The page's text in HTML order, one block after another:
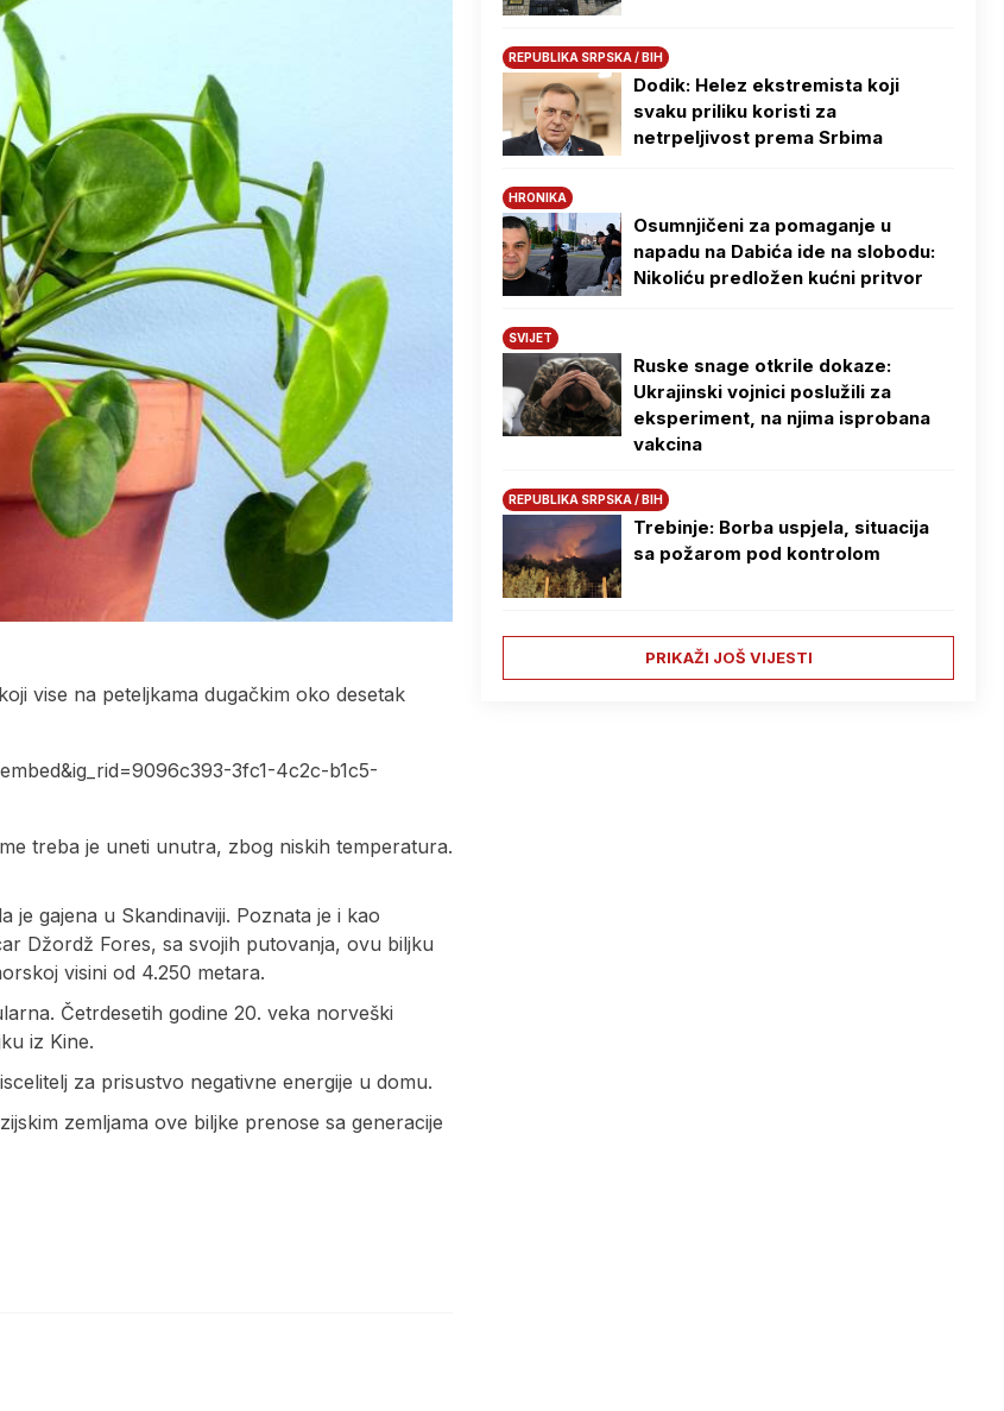
vise na peteljkama dugačkim oko desetak
3fc1-4c2c-b1c5-
treba je uneti unutra, zbog niskih temperatura.
je gajena u Skandinaviji. Poznata je i kao
Džordž Fores, sa svojih putovanja, ovu biljku
visini od 4.250 metara.
Četrdesetih godine 20. veka norveški
iz Kine.
za prisustvo negativne energije u domu.
zemljama ove biljke prenose sa generacije
REPUBLIKA SRPSKA / BIH
Dodik: Helez ekstremista koji
svaku priliku koristi za
netrpeljivost prema Srbima
HRONIKA
Osumnjičeni za pomaganje u
napadu na Dabića ide na slobodu:
Nikoliću predložen kućni pritvor
SVIJET
Ruske snage otkrile dokaze:
Ukrajinski vojnici poslužili za
eksperiment, na njima isprobana
vakcina
REPUBLIKA SRPSKA / BIH
Trebinje: Borba uspjela, situacija
sa požarom pod kontrolom
PRIKAŽI JOŠ VIJESTI